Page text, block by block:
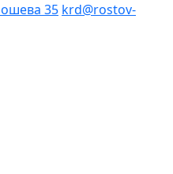
35 krd@rostov-